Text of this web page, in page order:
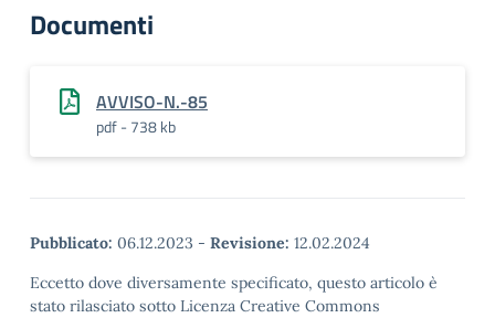
Documenti
AVVISO-N.-85
pdf - 738 kb
Pubblicato: 06.12.2023 - Revisione: 12.02.2024
Eccetto dove diversamente specificato, questo articolo è
stato rilasciato sotto Licenza Creative Commons